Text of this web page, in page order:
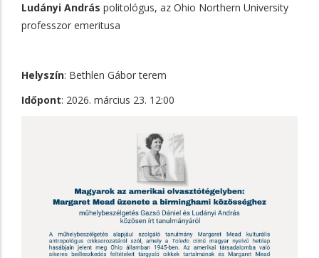
Ludányi András politológus, az Ohio Northern University
professzor emeritusa
Helyszín: Bethlen Gábor terem
Időpont: 2026. március 23. 12:00